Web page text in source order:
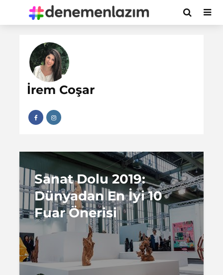
İrem Coşar
Sanat Dolu 2019:
Dünyadan En İyi 10
Fuar Önerisi